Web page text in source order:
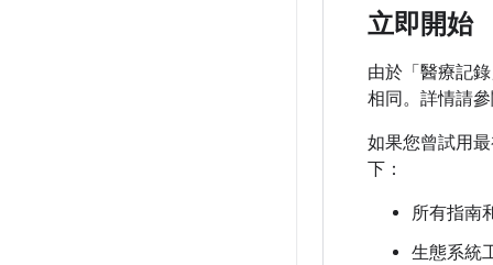
立即開始
由於「醫療記
相同。詳情請
如果您曾試用
下：
所有指南
生態系統